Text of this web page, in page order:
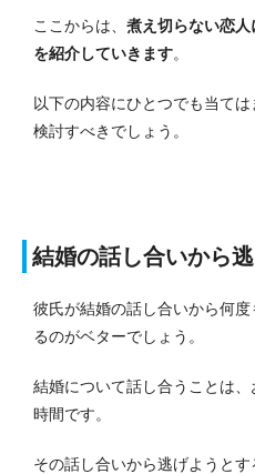
ここからは、 煮え切らない恋
を紹介していきます。
以下の内容にひとつでも当て
検討すべきでしょう。
結婚の話し合いから
彼氏が結婚の話し合いから何
るのがベターでしょう。
結婚について話し合うことは
時間です。
その話し合いから逃げようとす